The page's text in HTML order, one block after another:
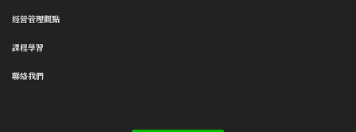
經營管理觀點
課程學習
聯絡我們